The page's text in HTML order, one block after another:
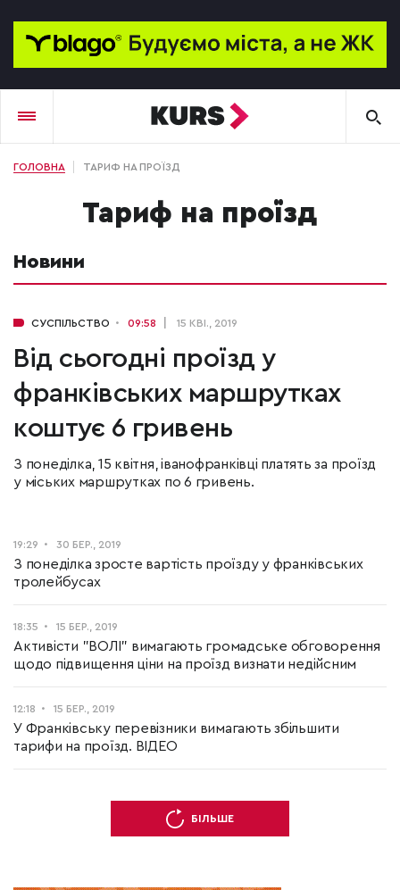
ГОЛОВНА ТАРИФ НА ПРОЇЗД
тариф на проїзд
Новини
СУСПІЛЬСТВО 09:58 15 КВІ., 2019
Від сьогодні проїзд у
франківських маршрутках
коштує 6 гривень
З понеділка, 15 квітня, іванофранківці платять за проїзд
у міських маршрутках по 6 гривень.
19:29 30 БЕР., 2019
З понеділка зросте вартість проїзду у франківських
тролейбусах
18:35 15 БЕР., 2019
Активісти "ВОЛІ" вимагають громадське обговорення
щодо підвищення ціни на проїзд визнати недійсним
12:18 15 БЕР., 2019
У Франківську перевізники вимагають збільшити
тарифи на проїзд. ВІДЕО
БІЛЬШЕ